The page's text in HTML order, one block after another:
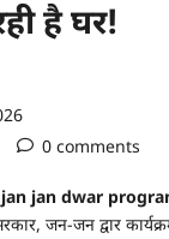
है घर!
0 comments
jan dwar
जन-जन द्वार